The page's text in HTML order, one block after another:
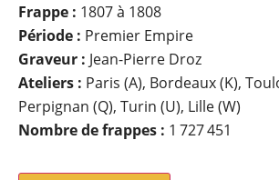
Frappe : 1807 à 1808
Période : Premier Empire
Graveur : Jean-Pierre Droz
Ateliers : Paris (A), Bordeaux (K),
Perpignan (Q), Turin (U), Lille (W)
Nombre de frappes : 1 727 451